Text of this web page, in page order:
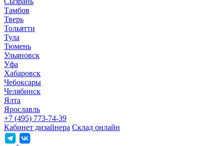
Тамбов
Тверь
Тольятти
Тула
Тюмень
Ульяновск
Уфа
Хабаровск
Чебоксары
Челябинск
Ялта
Ярославль
+7 (495) 773-74-39
Кабинет дизайнера Склад онлайн